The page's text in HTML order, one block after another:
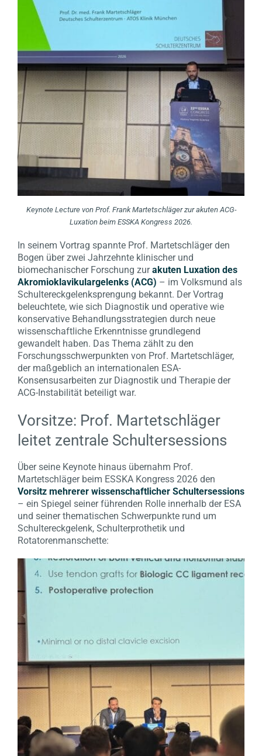
Keynote Lecture von Prof. Frank Martetschläger zur akuten ACG-
Luxation beim ESSKA Kongress 2026.
In seinem Vortrag spannte Prof. Martetschläger den
Bogen über zwei Jahrzehnte klinischer und
biomechanischer Forschung zurakuten Luxation des
Akromioklavikulargelenks (ACG) – im Volksmund als
Schultereckgelenksprengung bekannt. Der Vortrag
beleuchtete, wie sich Diagnostik und operative wie
konservative Behandlungsstrategien durch neue
wissenschaftliche Erkenntnisse grundlegend
gewandelt haben. Das Thema zählt zu den
Forschungsschwerpunkten von Prof. Martetschläger,
der maßgeblich an internationalen ESA-
Konsensusarbeiten zur Diagnostik und Therapie der
ACG-Instabilität beteiligt war.
Vorsitze: Prof. Martetschläger
leitet zentrale Schultersessions
Über seine Keynote hinaus übernahm Prof.
Martetschläger beim ESSKA Kongress 2026 den
Vorsitz mehrerer wissenschaftlicher Schultersessions
– ein Spiegel seiner führenden Rolle innerhalb der ESA
und seiner thematischen Schwerpunkte rund um
Schultereckgelenk, Schulterprothetik und
Rotatorenmanschette: